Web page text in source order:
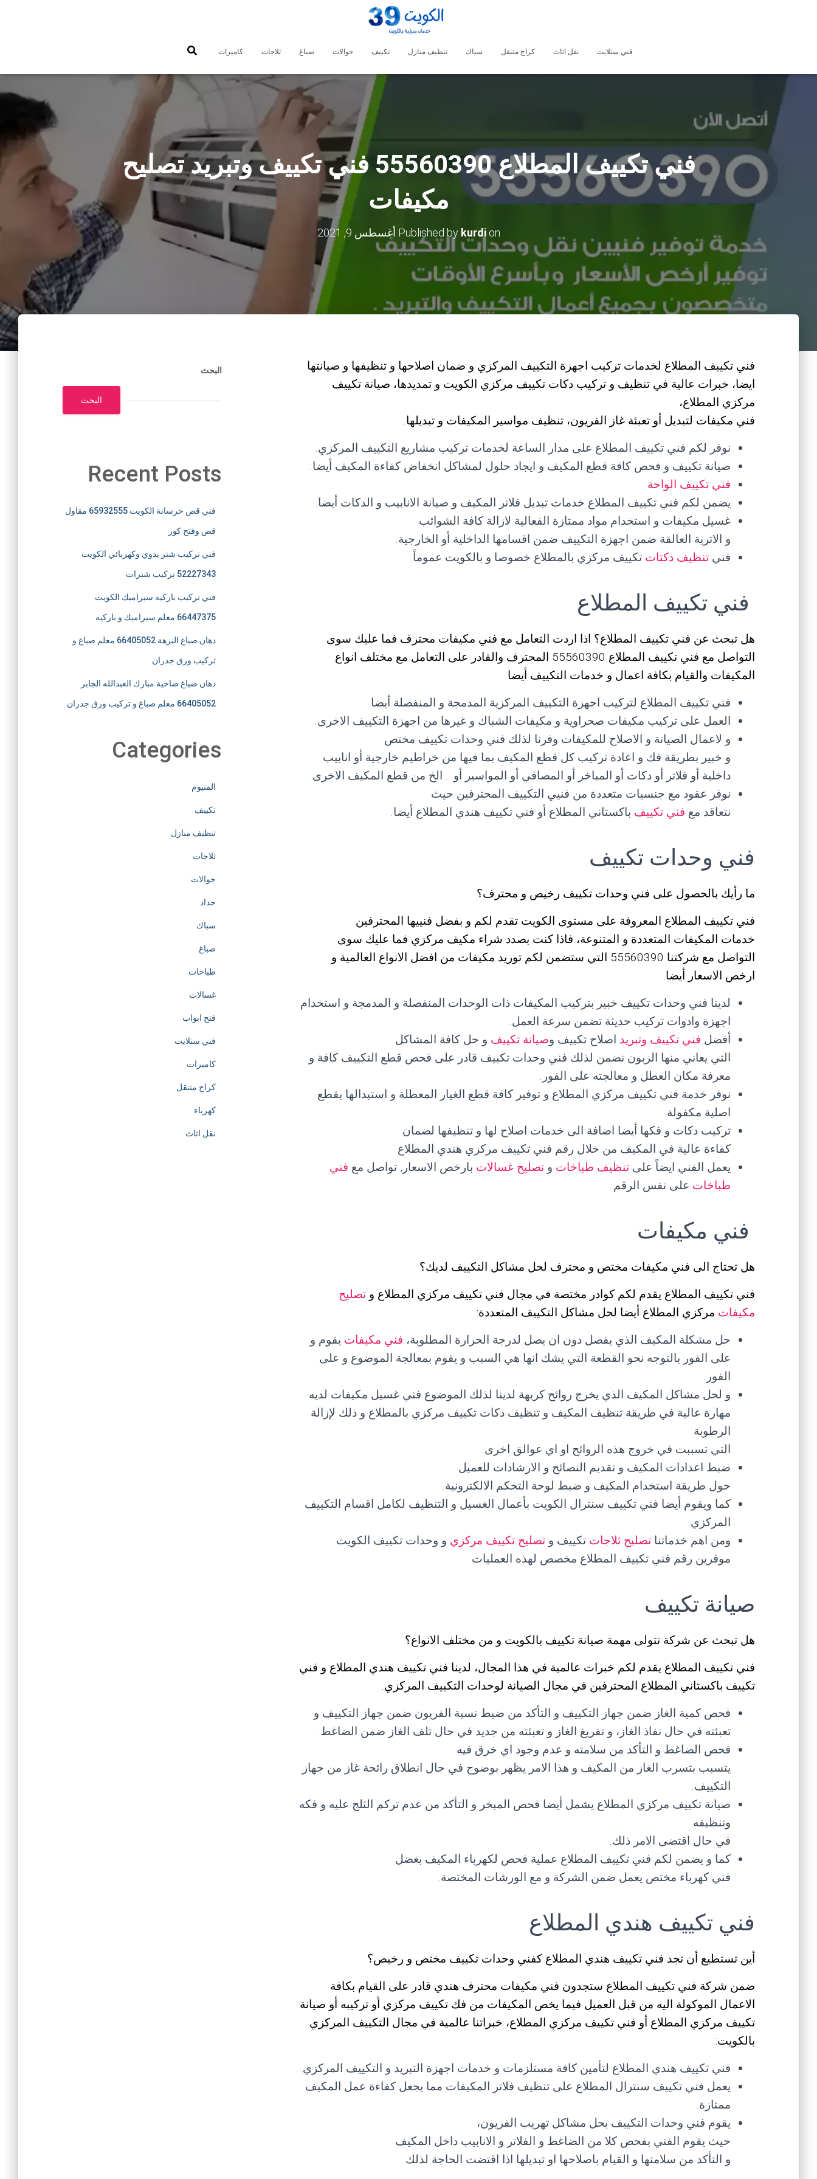
فني ستلايت نقل اثاث كراج متنقل سباك تنظيف منازل تكييف جوالات صباغ ثلاجات كاميرات
فني تكييف المطلاع 55560390 فني تكييف وتبريد تصليح
مكيفات
Published by kurdion أغسطس 9, 2021
فني تكييف المطلاع لخدمات تركيب اجهزة التكييف المركزي و ضمان اصلاحها و تنظيفها و صيانتها
ايضا، خبرات عالية في تنظيف و تركيب دكات تكييف مركزي الكويت و تمديدها، صيانة تكييف
مركزي المطلاع،
فني مكيفات لتبديل أو تعبئة غاز الفريون، تنظيف مواسير المكيفات و تبديلها.
نوفر لكم فني تكييف المطلاع على مدار الساعة لخدمات تركيب مشاريع التكييف المركزي.
صيانة تكييف و فحص كافة قطع المكيف و ايجاد حلول لمشاكل انخفاض كفاءة المكيف أيضا.
فني تكييف الواحة
يضمن لكم فني تكييف المطلاع خدمات تبديل فلاتر المكيف و صيانة الانابيب و الدكات أيضا.
غسيل مكيفات و استخدام مواد ممتازة الفعالية لازالة كافة الشوائب
و الاتربة العالقة ضمن اجهزة التكييف ضمن اقسامها الداخلية أو الخارجية.
فني تنظيف دكتات تكييف مركزي بالمطلاع خصوصا و بالكويت عموماً.
فني تكييف المطلاع
هل تبحث عن فني تكييف المطلاع؟ اذا اردت التعامل مع فني مكيفات محترف فما عليك سوى
التواصل مع فني تكييف المطلاع 55560390 المحترف والقادر على التعامل مع مختلف انواع
المكيفات والقيام بكافة اعمال و خدمات التكييف أيضا.
فني تكييف المطلاع لتركيب اجهزة التكييف المركزية المدمجة و المنفصلة أيضا.
العمل على تركيب مكيفات صحراوية و مكيفات الشباك و غيرها من اجهزة التكييف الاخرى.
و لاعمال الصيانة و الاصلاح للمكيفات وفرنا لذلك فني وحدات تكييف مختص
و خبير بطريقة فك و اعادة تركيب كل قطع المكيف بما فيها من خراطيم خارجية أو انابيب
داخلية أو فلاتر أو دكات أو المباخر أو المصافي أو المواسير أو …الخ من قطع المكيف الاخرى.
نوفر عقود مع جنسيات متعددة من فنيي التكييف المحترفين حيث
نتعاقد مع فني تكييف باكستاني المطلاع أو فني تكييف هندي المطلاع أيضا.
فني وحدات تكييف
ما رأيك بالحصول على فني وحدات تكييف رخيص و محترف؟
فني تكييف المطلاع المعروفة على مستوى الكويت تقدم لكم و بفضل فنييها المحترفين
خدمات المكيفات المتعددة و المتنوعة، فاذا كنت بصدد شراء مكيف مركزي فما عليك سوى
التواصل مع شركتنا 55560390 التي ستضمن لكم توريد مكيفات من افضل الانواع العالمية و
ارخص الاسعار أيضا.
لدينا فني وحدات تكييف خبير بتركيب المكيفات ذات الوحدات المنفصلة و المدمجة و استخدام
اجهزة وادوات تركيب حديثة تضمن سرعة العمل.
أفضل فني تكييف وتبريد اصلاح تكييف وصيانة تكييف و حل كافة المشاكل
التي يعاني منها الزبون نضمن لذلك فني وحدات تكييف قادر على فحص قطع التكييف كافة و
معرفة مكان العطل و معالجته على الفور.
نوفر خدمة فني تكييف مركزي المطلاع و توفير كافة قطع الغيار المعطلة و استبدالها بقطع
اصلية مكفولة.
تركيب دكات و فكها أيضا اضافة الى خدمات اصلاح لها و تنظيفها لضمان
كفاءة عالية في المكيف من خلال رقم فني تكييف مركزي هندي المطلاع
يعمل الفني ايضاً على تنظيف طباخات و تصليح غسالات بارخص الاسعار, تواصل مع فني
طباخات على نفس الرقم.
فني مكيفات
هل تحتاج الى فني مكيفات مختص و محترف لحل مشاكل التكييف لديك؟
فني تكييف المطلاع يقدم لكم كوادر مختصة في مجال فني تكييف مركزي المطلاع و تصليح
مكيفات مركزي المطلاع أيضا لحل مشاكل التكييف المتعددة:
حل مشكلة المكيف الذي يفصل دون ان يصل لدرجة الحرارة المطلوبة، فني مكيفات يقوم و
على الفور بالتوجه نحو القطعة التي يشك انها هي السبب و يقوم بمعالجة الموضوع و على
الفور.
و لحل مشاكل المكيف الذي يخرج روائح كريهة لدينا لذلك الموضوع فني غسيل مكيفات لديه
مهارة عالية في طريقة تنظيف المكيف و تنظيف دكات تكييف مركزي بالمطلاع و ذلك لإزالة
الرطوبة
التي تسببت في خروج هذه الروائح او اي عوالق اخرى.
ضبط اعدادات المكيف و تقديم النصائح و الارشادات للعميل
حول طريقة استخدام المكيف و ضبط لوحة التحكم الالكترونية.
كما ويقوم أيضا فني تكييف سنترال الكويت بأعمال الغسيل و التنظيف لكامل اقسام التكييف
المركزي.
ومن اهم خدماتنا تصليح ثلاجات تكييف و تصليح تكييف مركزي و وحدات تكييف الكويت
موفرين رقم فني تكييف المطلاع مخصص لهذه العمليات
صيانة تكييف
هل تبحث عن شركة تتولى مهمة صيانة تكييف بالكويت و من مختلف الانواع؟
فني تكييف المطلاع يقدم لكم خبرات عالمية في هذا المجال، لدينا فني تكييف هندي المطلاع و فني
تكييف باكستاني المطلاع المحترفين في مجال الصيانة لوحدات التكييف المركزي.
فحص كمية الغاز ضمن جهاز التكييف و التأكد من ضبط نسبة الفريون ضمن جهاز التكييف و
تعبئته في حال نفاذ الغاز، و تفريغ الغاز و تعبئته من جديد في حال تلف الغاز ضمن الضاغط.
فحص الضاغط و التأكد من سلامته و عدم وجود اي خرق فيه
يتسبب بتسرب الغاز من المكيف و هذا الامر يظهر بوضوح في حال انطلاق رائحة غاز من جهاز
التكييف.
صيانة تكييف مركزي المطلاع يشمل أيضا فحص المبخر و التأكد من عدم تركم الثلج عليه و فكه
وتنظيفه
في حال اقتضى الامر ذلك.
كما و يضمن لكم فني تكييف المطلاع عملية فحص لكهرباء المكيف بغضل
فني كهرباء مختص يعمل ضمن الشركة و مع الورشات المختصة.
فني تكييف هندي المطلاع
أين تستطيع أن تجد فني تكييف هندي المطلاع كفني وحدات تكييف مختص و رخيص؟
ضمن شركة فني تكييف المطلاع ستجدون فني مكيفات محترف هندي قادر على القيام بكافة
الاعمال الموكولة اليه من قبل العميل فيما يخص المكيفات من فك تكييف مركزي أو تركيبه أو صيانة
تكييف مركزي المطلاع أو فني تكييف مركزي المطلاع، خبراتنا عالمية في مجال التكييف المركزي
بالكويت:
فني تكييف هندي المطلاع لتأمين كافة مستلزمات و خدمات اجهزة التبريد و التكييف المركزي.
يعمل فني تكييف سنترال المطلاع على تنظيف فلاتر المكيفات مما يجعل كفاءة عمل المكيف
ممتازة.
يقوم فني وحدات التكييف بحل مشاكل تهريب الفريون،
حيث يقوم الفني بفحص كلا من الضاغط و الفلاتر و الانابيب داخل المكيف
و التأكد من سلامتها و القيام باصلاحها او تبديلها اذا اقتضت الحاجة لذلك.
البحث
البحث
Recent Posts
فني قص خرسانة الكويت 65932555 مقاول
قص وفتح كور
فني تركيب شتر يدوي وكهربائي الكويت
52227343 تركيب شترات
فني تركيب باركيه سيراميك الكويت
66447375 معلم سيراميك و باركيه
دهان صباغ النزهة 66405052 معلم صباغ و
تركيب ورق جدران
دهان صباغ ضاحية مبارك العبدالله الجابر
66405052 معلم صباغ و تركيب ورق جدران
Categories
المنيوم
تكييف
تنظيف منازل
ثلاجات
جوالات
حداد
سباك
صباغ
طباخات
غسالات
فتح ابواب
فني ستلايت
كاميرات
كراج متنقل
كهرباء
نقل اثاث